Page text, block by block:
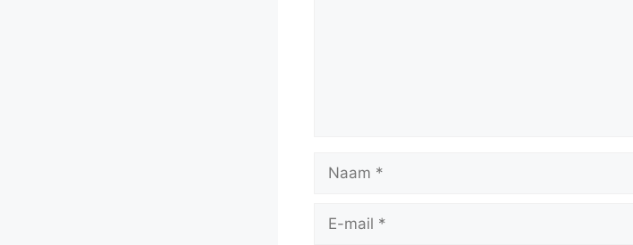
mail